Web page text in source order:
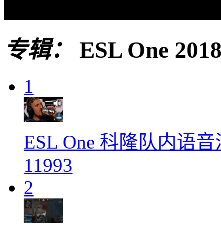
专辑： ESL One
1
ESL One 科隆队内语
11993
2